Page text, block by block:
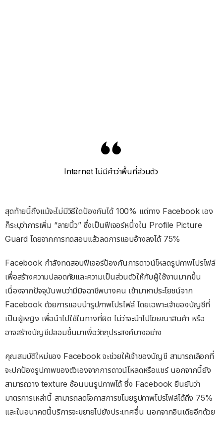
Internet ไม่มีคำว่าพื้นที่ส่วนตัว
สุดท้ายนี้ถึงแม้จะไม่มีวิธีใดป้องกันได้ 100% แต่ทาง Facebook เอง
ก็ระบุว่าการเพิ่ม “ลายนิ้ว” ซึ่งเป็นฟีเจอร์หนึ่งใน Profile Picture
Guard โดยจากการทดสอบแล้วลดการแอบอ้างลงได้ 75%
Facebook กำลังทดสอบฟีเจอร์ป้องกันการดาวน์โหลดรูปภาพโปรไฟล์
เพื่อสร้างความปลอดภัยและความเป็นส่วนตัวให้กับผู้ใช้งานมากขึ้น
เนื่องจากปัจจุบันพบว่ามีมิจฉาชีพบางคน เข้ามาหาประโยชน์จาก
Facebook ด้วยการแอบนำรูปภาพโปรไฟล์ โดยเฉพาะเจ้าของบัญชีที่
เป็นผู้หญิง เพื่อนำไปใช้ในทางที่ผิด ไม่ว่าจะนำไปโฆษณาสินค้า หรือ
อาจสร้างบัญชีปลอมขึ้นมาเพื่อวัตถุประสงค์บางอย่าง
คุณสมบัติใหม่ของ Facebook จะช่วยให้เจ้าของบัญชี สามารถเลือกที่
จะปกป้องรูปภาพของตัวเองจากการดาวน์โหลดหรือแชร์ นอกจากนี้ยัง
สามารถวาง texture ซ้อนบนรูปภาพได้ ซึ่ง Facebook ยืนยันว่า
มาตรการเหล่านี้ สามารถลดโอกาสการขโมยรูปภาพโปรไฟล์ได้ถึง 75%
และในอนาคตนี้บริการจะขยายไปยังประเทศอื่น นอกจากอินเดียอีกด้วย